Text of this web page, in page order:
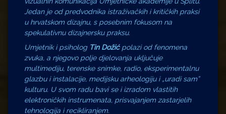
Jedan je od predvodnika istraživačkih i kritičkih praksi
u hrvatskom dizajnu, s posebnim fokusom na
spekulativnu dizajnersku praksu.
Umjetnik i psiholog Tin Dožićpolazi od fenomena
zvuka, a njegovo polje djelovanja uključuje
multimediju, terenske snimke, radio, eksperimentalnu
glazbu i instalacije, medijsku arheologiju i „uradi sam”
kulturu. U svom radu bavi se i izradom vlastitih
elektroničkih instrumenata, prisvajanjem zastarjelih
tehnologija i recikliranjem.